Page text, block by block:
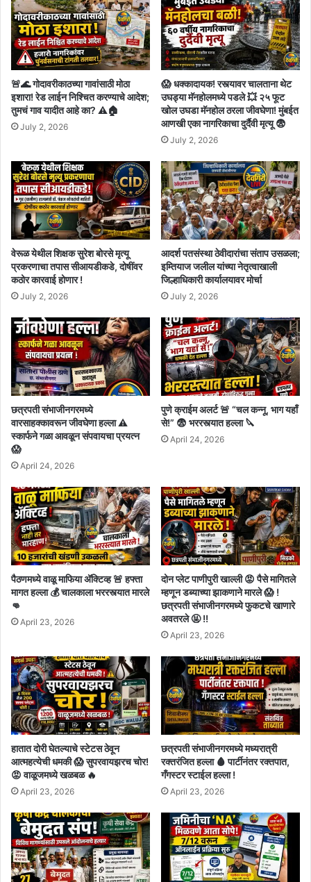
🚨🌊 गोदावरीकाठच्या गावांसाठी मोठा
इशारा! रेड लाईन निश्चित करण्याचे आदेश;
तुमचं गाव यादीत आहे का? ⚠️🏠
July 2, 2026
😱 धक्कादायक! रस्त्यावर चालताना थेट
उघड्या मॅनहोलमध्ये पडले 💥 २५ फूट
खोल उघडा मॅनहोल ठरला जीवघेणा! मुंबईत
आणखी एका नागरिकाचा दुर्दैवी मृत्यू 😨
July 2, 2026
वेरूळ येथील शिक्षक सुरेश बोरसे मृत्यू
प्रकरणाचा तपास सीआयडीकडे, दोषींवर
कठोर कारवाई होणार !
July 2, 2026
आदर्श पतसंस्था ठेवीदारांचा संताप उसळला;
इम्तियाज जलील यांच्या नेतृत्वाखाली
जिल्हाधिकारी कार्यालयावर मोर्चा
July 2, 2026
छत्रपती संभाजीनगरमध्ये
वारसाहक्कावरून जीवघेणा हल्ला ⚠️
स्कार्फने गळा आवळून संपवायचा प्रयत्न
😱
April 24, 2026
पुणे क्राईम अलर्ट 🚨 “चल कन्नू, भाग यहाँ
से!” 😨 भररस्त्यात हल्ला 🔪
April 24, 2026
पैठणमध्ये वाळू माफिया अ‍ॅक्टिव्ह 🚨 हफ्ता
मागत हल्ला 💰 चालकाला भररस्त्यात मारले
👊
April 23, 2026
दोन प्लेट पाणीपुरी खाल्ली 😡 पैसे मागितले
म्हणून डब्याच्या झाकणाने मारले 😱 !
छत्रपती संभाजीनगरमध्ये फुकटचे खाणारे
अवतरले 🤬 !!
April 23, 2026
हातात दोरी घेतल्याचे स्टेटस ठेवून
आत्महत्येची धमकी 😱 सुपरवायझरच चोर!
😡 वाळूजमध्ये खळबळ 🔥
April 23, 2026
छत्रपती संभाजीनगरमध्ये मध्यरात्री
रक्तरंजित हल्ला 🩸 पार्टीनंतर रक्तपात,
गँगस्टर स्टाईल हल्ला !
April 23, 2026